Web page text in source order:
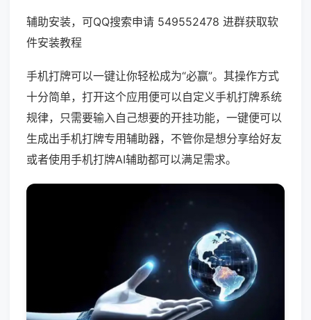
辅助安装，可QQ搜索申请 549552478 进群获取软
件安装教程
手机打牌可以一键让你轻松成为“必赢”。其操作方式
十分简单，打开这个应用便可以自定义手机打牌系统
规律，只需要输入自己想要的开挂功能，一键便可以
生成出手机打牌专用辅助器，不管你是想分享给好友
或者使用手机打牌AI辅助都可以满足需求。